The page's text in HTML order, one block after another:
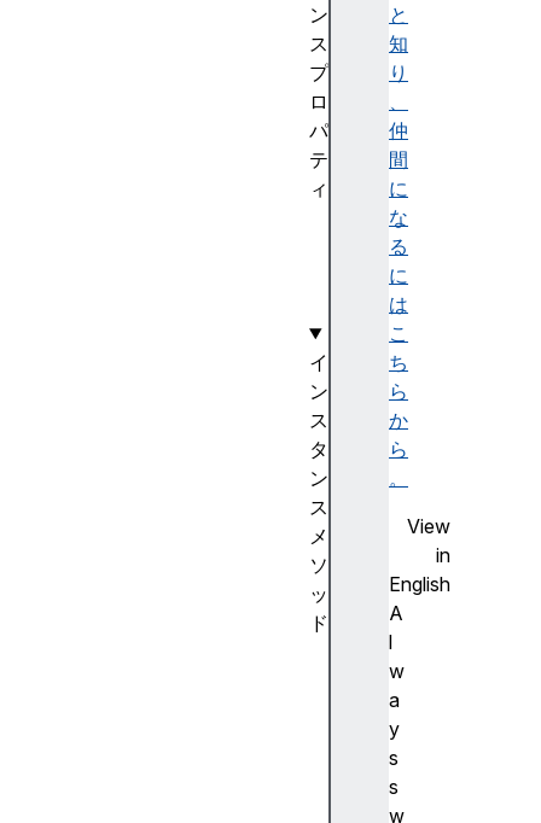
と
知
り
、
仲
間
に
な
る
に
は
こ
ち
ら
か
ら
。
View
in
English
A
l
w
a
y
s
s
w
ン
ス
プ
ロ
パ
テ
ィ
イ
ン
ス
タ
ン
ス
メ
ソ
ッ
ド